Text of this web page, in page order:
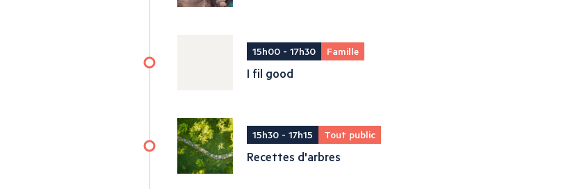
15h00 - 17h30 Famille
I fil good
15h30 - 17h15 Tout public
Recettes d'arbres